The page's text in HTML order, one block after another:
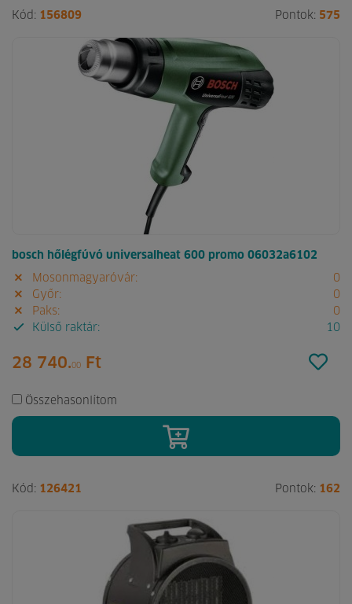
Kód: 156809 Pontok: 575
bosch hőlégfúvó universalheat 600 promo 06032a6102
Mosonmagyaróvár:
0
Győr:
0
Paks:
0
Külső raktár:
10
28 740.00 Ft
Összehasonlítom
Kód: 126421 Pontok: 162